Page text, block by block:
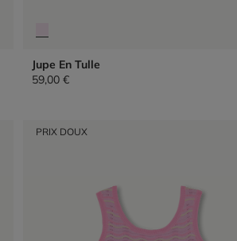
Jupe En Tulle
59,00 €
PRIX DOUX